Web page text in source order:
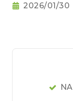
2026/01/30